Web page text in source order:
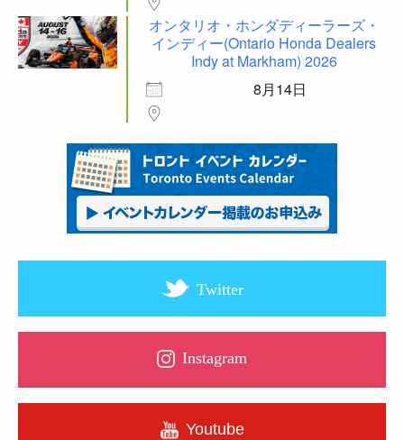
オンタリオ・ホンダディーラーズ・
インディー(Ontario Honda Dealers
Indy at Markham) 2026
8月14日
Twitter
Instagram
Youtube